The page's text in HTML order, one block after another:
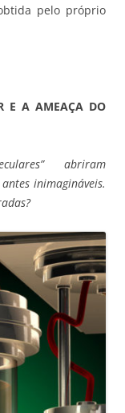
pelo próprio
E A AMEAÇA DO
abriram
inimagináveis.